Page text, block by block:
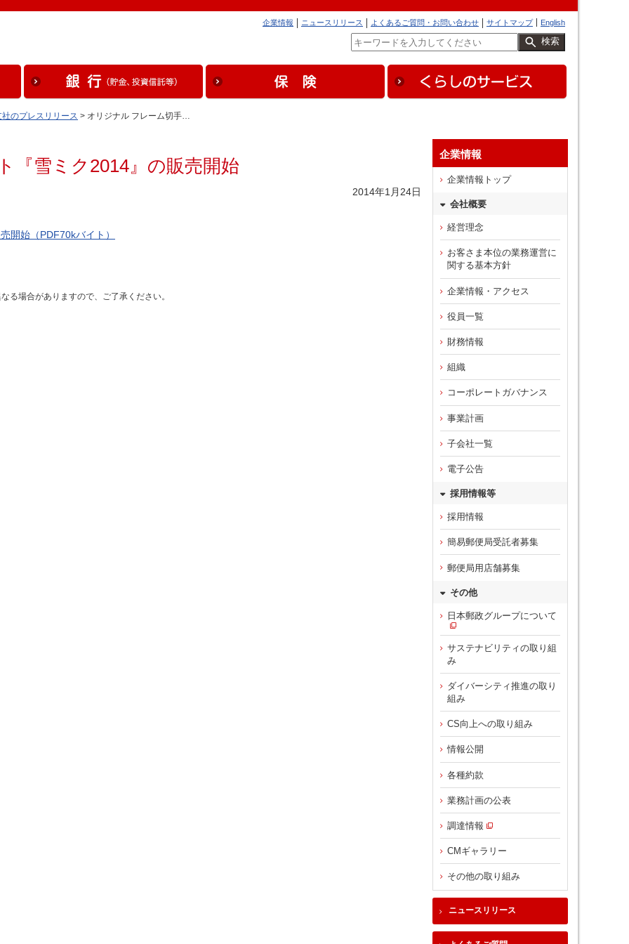
English
サイトマップ
よくあるご質問・お問い合わせ
ニュースリリース
企業情報
検索
のプレスリリース > オリジナル フレーム切手…
『雪ミク2014』の販売開始
2014年1月24日
開始（PDF70kバイト）
る場合がありますので、ご了承ください。
企業情報
企業情報トップ
会社概要
経営理念
お客さま本位の業務運営に
関する基本方針
企業情報・アクセス
役員一覧
財務情報
組織
コーポレートガバナンス
事業計画
子会社一覧
電子公告
採用情報等
採用情報
簡易郵便局受託者募集
郵便局用店舗募集
その他
日本郵政グループについて
サステナビリティの取り組
み
ダイバーシティ推進の取り
組み
CS向上への取り組み
情報公開
各種約款
業務計画の公表
調達情報
CMギャラリー
その他の取り組み
ニュースリリース